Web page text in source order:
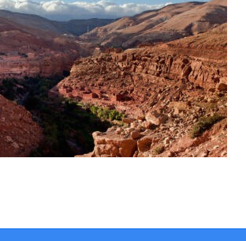
Entdecken Sie die Schönheit des
Rosentals: Ein 7-tägiges
Trekking-Abenteuer